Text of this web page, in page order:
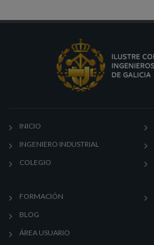
INICIO
INGENIERO INDUSTRIAL
COLEGIO
FORMACIÓN
BLOG
ÁREA USUARIO